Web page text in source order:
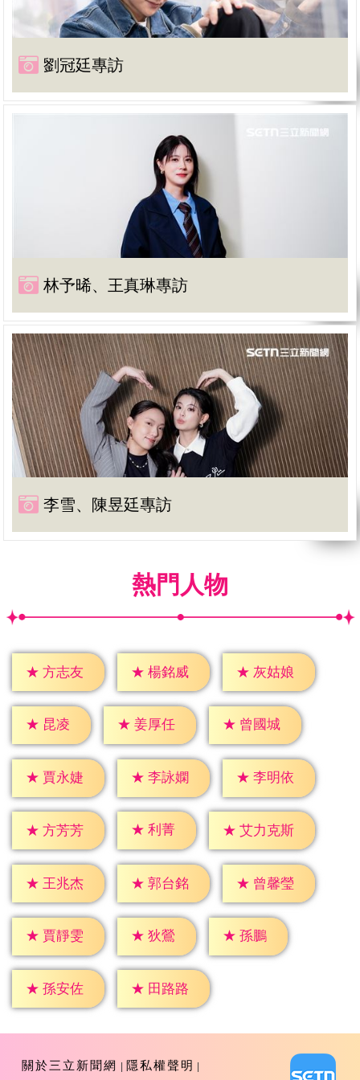
劉冠廷專訪
林予晞、王真琳專訪
李雪、陳昱廷專訪
熱門人物
★ 方志友 ★ 楊銘威 ★ 灰姑娘
★ 昆凌 ★ 姜厚任 ★ 曾國城
★ 賈永婕 ★ 李詠嫻 ★ 李明依
★ 方芳芳 ★ 利菁 ★ 艾力克斯
★ 王兆杰 ★ 郭台銘 ★ 曾馨瑩
★ 賈靜雯 ★ 狄鶯 ★ 孫鵬
★ 孫安佐 ★ 田路路
關於三立新聞網 隱私權聲明